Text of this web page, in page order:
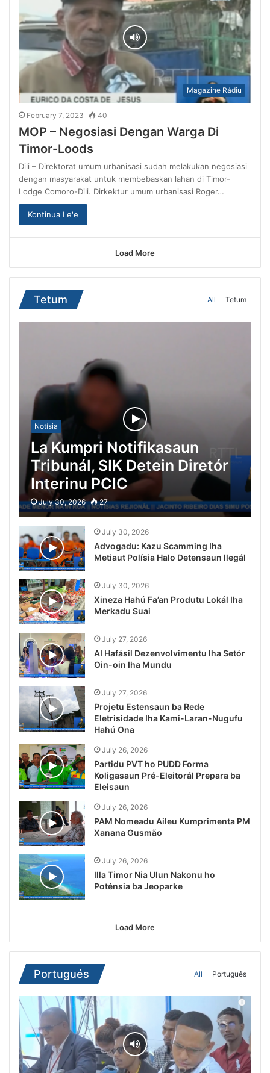
Magazine Rádiu
February 7, 2023 40
MOP – Negosiasi Dengan Warga Di
Timor-Loods
Dili – Direktorat umum urbanisasi sudah melakukan negosiasi
dengan masyarakat untuk membebaskan lahan di Timor-
Lodge Comoro-Dili. Dirkektur umum urbanisasi Roger…
Kontinua Le'e
Load More
Tetum All Tetum
Notísia
La Kumpri Notifikasaun
Tribunál, SIK Detein Diretór
Interinu PCIC
July 30, 2026 27
July 30, 2026
Advogadu: Kazu Scamming Iha
Metiaut Polísia Halo Detensaun Ilegál
July 30, 2026
Xineza Hahú Fa’an Produtu Lokál Iha
Merkadu Suai
July 27, 2026
AI Hafásil Dezenvolvimentu Iha Setór
Oin-oin Iha Mundu
July 27, 2026
Projetu Estensaun ba Rede
Eletrisidade Iha Kami-Laran-Nugufu
Hahú Ona
July 26, 2026
Partidu PVT ho PUDD Forma
Koligasaun Pré-Eleitorál Prepara ba
Eleisaun
July 26, 2026
PAM Nomeadu Aileu Kumprimenta PM
Xanana Gusmão
July 26, 2026
Illa Timor Nia Ulun Nakonu ho
Poténsia ba Jeoparke
Load More
Portugués All Português